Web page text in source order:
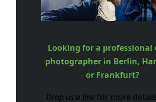
Looking for a professional
photographer in Berlin,
or Frankfurt?
Drop us a line for more